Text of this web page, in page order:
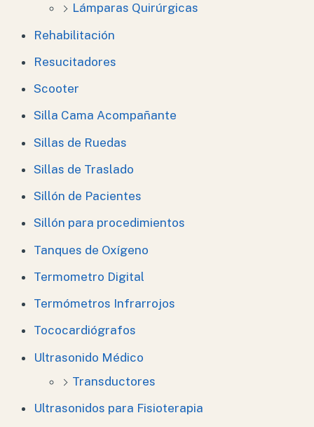
Lámparas Quirúrgicas
Rehabilitación
Resucitadores
Scooter
Silla Cama Acompañante
Sillas de Ruedas
Sillas de Traslado
Sillón de Pacientes
Sillón para procedimientos
Tanques de Oxígeno
Termometro Digital
Termómetros Infrarrojos
Tococardiógrafos
Ultrasonido Médico
Transductores
Ultrasonidos para Fisioterapia